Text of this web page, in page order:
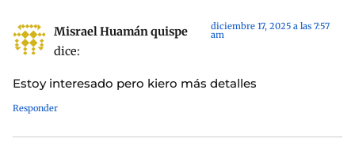
Misrael Huamán quispe
dice:
diciembre 17, 2025 a las 7:57
am
Estoy interesado pero kiero más detalles
Responder